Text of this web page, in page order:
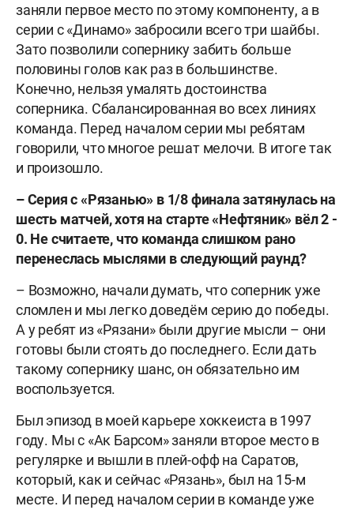
заняли первое место по этому компоненту, а в
серии с «Динамо» забросили всего три шайбы.
Зато позволили сопернику забить больше
половины голов как раз в большинстве.
Конечно, нельзя умалять достоинства
соперника. Сбалансированная во всех линиях
команда. Перед началом серии мы ребятам
говорили, что многое решат мелочи. В итоге так
и произошло.
– Серия с «Рязанью» в 1/8 финала затянулась на
шесть матчей, хотя на старте «Нефтяник» вёл 2 -
0. Не считаете, что команда слишком рано
перенеслась мыслями в следующий раунд?
– Возможно, начали думать, что соперник уже
сломлен и мы легко доведём серию до победы.
А у ребят из «Рязани» были другие мысли – они
готовы были стоять до последнего. Если дать
такому сопернику шанс, он обязательно им
воспользуется.
Был эпизод в моей карьере хоккеиста в 1997
году. Мы с «Ак Барсом» заняли второе место в
регулярке и вышли в плей-офф на Саратов,
который, как и сейчас «Рязань», был на 15-м
месте. И перед началом серии в команде уже